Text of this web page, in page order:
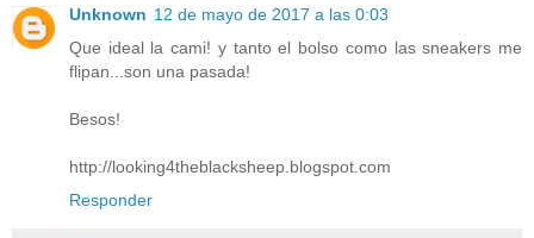
Unknown 12 de mayo de 2017 a las 0:03
Que ideal la cami! y tanto el bolso como las sneakers me
flipan...son una pasada!
Besos!
http://looking4theblacksheep.blogspot.com
Responder